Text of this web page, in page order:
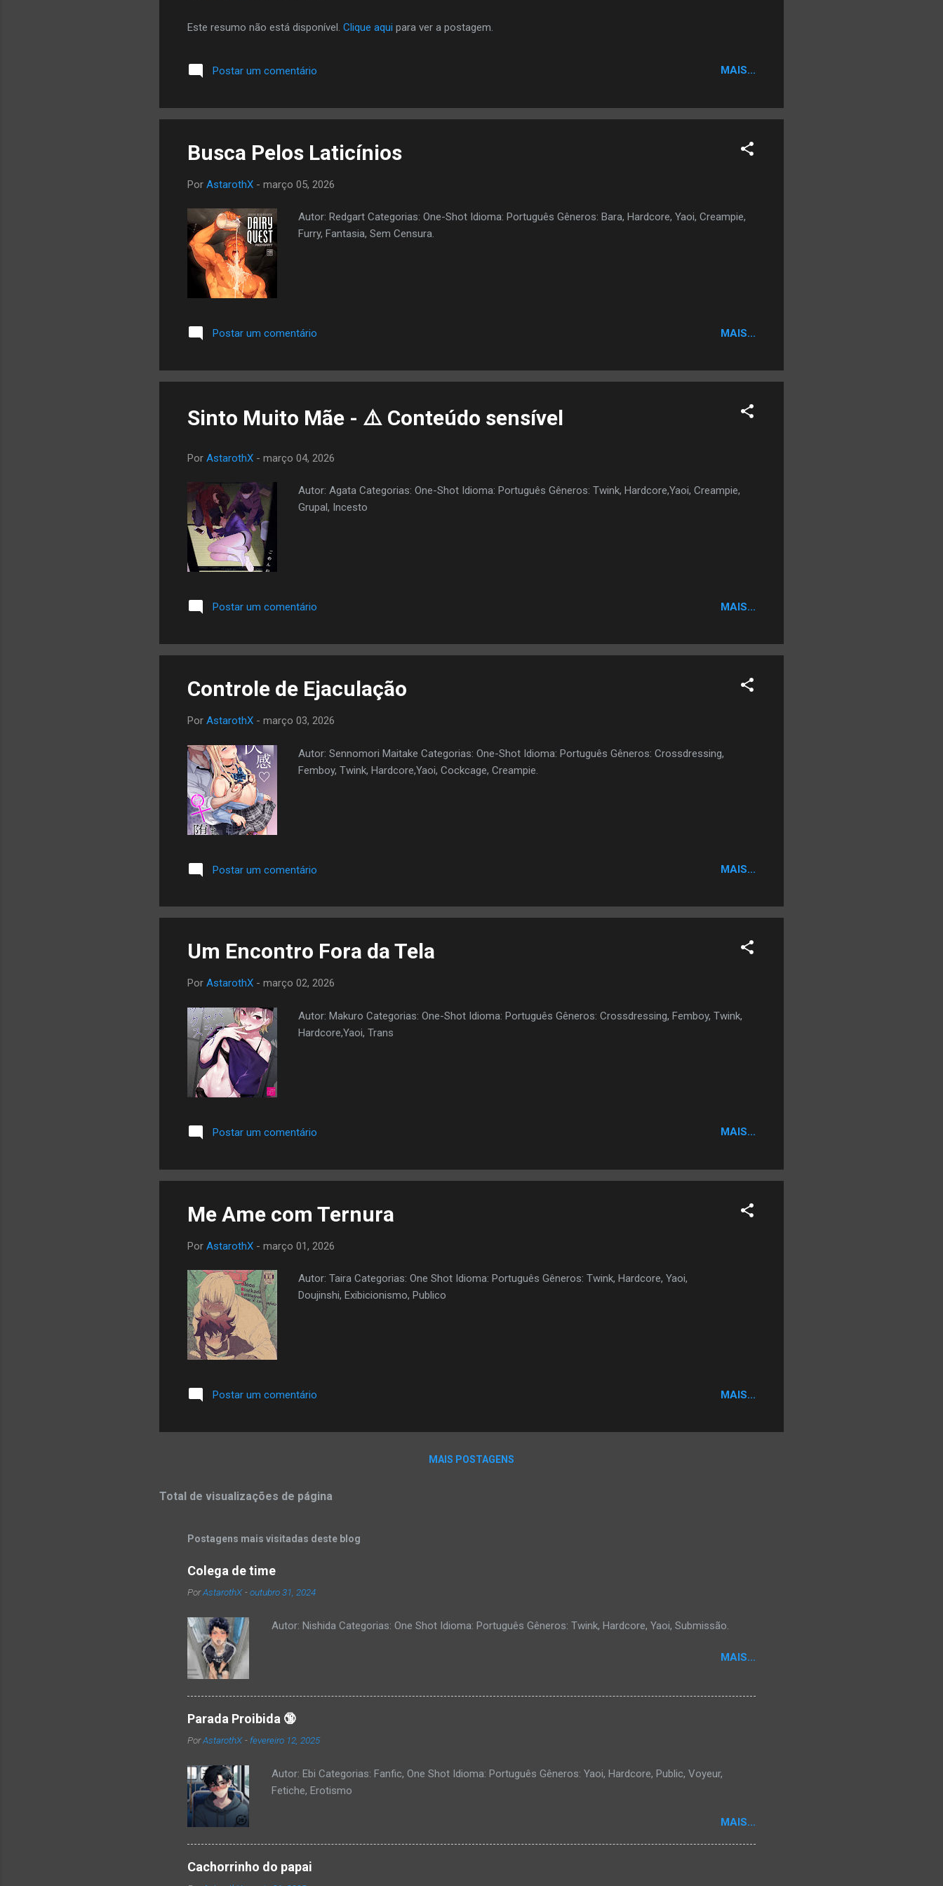
Este resumo não está disponível. Clique aqui para ver a postagem.
Postar um comentário MAIS...
Busca Pelos Laticínios
Por AstarothX - março 05, 2026
Autor: Redgart Categorias: One-Shot Idioma: Português Gêneros: Bara, Hardcore, Yaoi, Creampie,
Furry, Fantasia, Sem Censura.
Postar um comentário MAIS...
Sinto Muito Mãe - ⚠️ Conteúdo sensível
Por AstarothX - março 04, 2026
Autor: Agata Categorias: One-Shot Idioma: Português Gêneros: Twink, Hardcore,Yaoi, Creampie,
Grupal, Incesto
Postar um comentário MAIS...
Controle de Ejaculação
Por AstarothX - março 03, 2026
Autor: Sennomori Maitake Categorias: One-Shot Idioma: Português Gêneros: Crossdressing,
Femboy, Twink, Hardcore,Yaoi, Cockcage, Creampie.
Postar um comentário MAIS...
Um Encontro Fora da Tela
Por AstarothX - março 02, 2026
Autor: Makuro Categorias: One-Shot Idioma: Português Gêneros: Crossdressing, Femboy, Twink,
Hardcore,Yaoi, Trans
Postar um comentário MAIS...
Me Ame com Ternura
Por AstarothX - março 01, 2026
Autor: Taira Categorias: One Shot Idioma: Português Gêneros: Twink, Hardcore, Yaoi,
Doujinshi, Exibicionismo, Publico
Postar um comentário MAIS...
MAIS POSTAGENS
Total de visualizações de página
Postagens mais visitadas deste blog
Colega de time
PorAstarothX -outubro 31, 2024
Autor: Nishida Categorias: One Shot Idioma: Português Gêneros: Twink, Hardcore, Yaoi, Submissão.
MAIS...
Parada Proibida 🔞
PorAstarothX - fevereiro 12, 2025
Autor: Ebi Categorias: Fanfic, One Shot Idioma: Português Gêneros: Yaoi, Hardcore, Public, Voyeur,
Fetiche, Erotismo
MAIS...
Cachorrinho do papai